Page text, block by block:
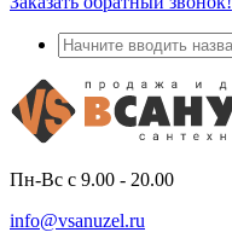
Пн-Вс с 9.00 - 20.00
info@vsanuzel.ru